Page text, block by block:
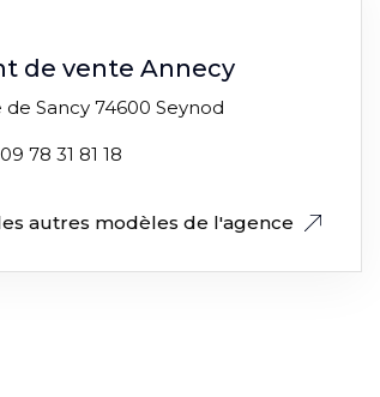
de vente Annecy
de Sancy 74600 Seynod
09 78 31 81 18
autres modèles de l'agence